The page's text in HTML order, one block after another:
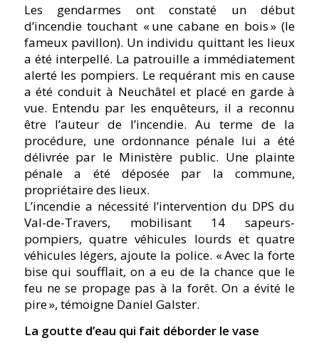
Les gendarmes ont constaté un début
d’incendie touchant « une cabane en bois » (le
fameux pavillon). Un individu quittant les lieux
a été interpellé. La patrouille a immédiatement
alerté les pompiers. Le requérant mis en cause
a été conduit à Neuchâtel et placé en garde à
vue. Entendu par les enquêteurs, il a reconnu
être l’auteur de l’incendie. Au terme de la
procédure, une ordonnance pénale lui a été
délivrée par le Ministère public. Une plainte
pénale a été déposée par la commune,
propriétaire des lieux.
L’incendie a nécessité l’intervention du DPS du
Val-de-Travers, mobilisant 14 sapeurs-
pompiers, quatre véhicules lourds et quatre
véhicules légers, ajoute la police. « Avec la forte
bise qui soufflait, on a eu de la chance que le
feu ne se propage pas à la forêt. On a évité le
pire », témoigne Daniel Galster.
La goutte d’eau qui fait déborder le vase